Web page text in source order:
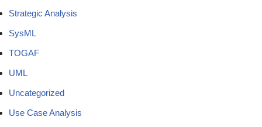
Strategic Analysis
SysML
TOGAF
UML
Uncategorized
Use Case Analysis